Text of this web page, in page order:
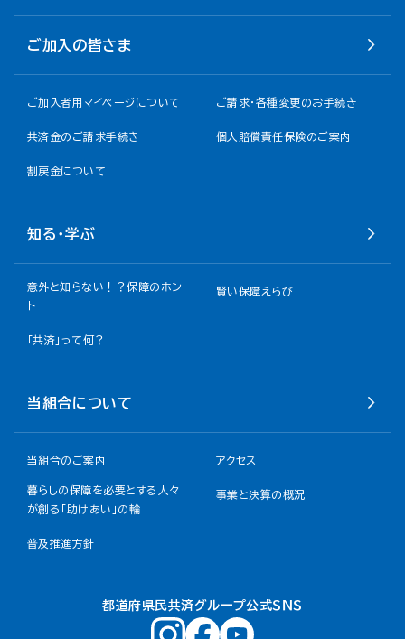
ご加入の皆さま
ご加入者用マイページについて ご請求・各種変更のお手続き
共済金のご請求手続き 個人賠償責任保険のご案内
割戻金について​
知る・学ぶ
意外と知らない！？保障のホン
ト
賢い保障えらび
「共済」って何？
当組合について
当組合のご案内 アクセス
暮らしの保障を必要とする人々
が創る「助けあい」の輪
事業と決算の概況
普及推進方針
都道府県民共済グループ公式ＳＮＳ